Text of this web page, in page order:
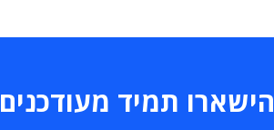
הישארו תמיד מעודכנים